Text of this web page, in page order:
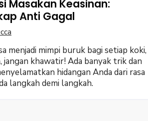
Masakan Keasinan:
Anti Gagal
menjadi mimpi buruk bagi setiap koki,
khawatir! Ada banyak trik dan
hidangan Anda dari rasa
langkah demi langkah.